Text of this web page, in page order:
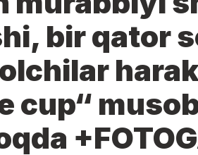
bir qator
cup“